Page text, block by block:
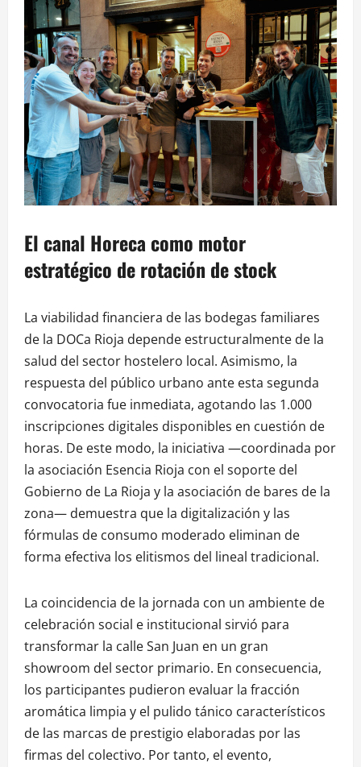
El canal Horeca como motor
estratégico de rotación de stock
La viabilidad financiera de las bodegas familiares
de la DOCa Rioja depende estructuralmente de la
salud del sector hostelero local. Asimismo, la
respuesta del público urbano ante esta segunda
convocatoria fue inmediata, agotando las 1.000
inscripciones digitales disponibles en cuestión de
horas. De este modo, la iniciativa —coordinada por
la asociación Esencia Rioja con el soporte del
Gobierno de La Rioja y la asociación de bares de la
zona— demuestra que la digitalización y las
fórmulas de consumo moderado eliminan de
forma efectiva los elitismos del lineal tradicional.
La coincidencia de la jornada con un ambiente de
celebración social e institucional sirvió para
transformar la calle San Juan en un gran
showroom del sector primario. En consecuencia,
los participantes pudieron evaluar la fracción
aromática limpia y el pulido tánico característicos
de las marcas de prestigio elaboradas por las
firmas del colectivo. Por tanto, el evento,